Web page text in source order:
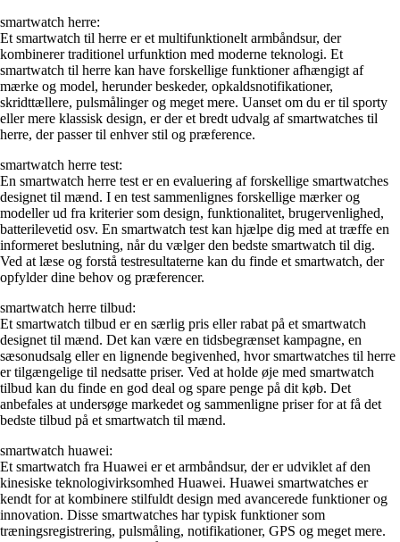
smartwatch herre:
Et smartwatch til herre er et multifunktionelt armbåndsur, der
kombinerer traditionel urfunktion med moderne teknologi. Et
smartwatch til herre kan have forskellige funktioner afhængigt af
mærke og model, herunder beskeder, opkaldsnotifikationer,
skridttællere, pulsmålinger og meget mere. Uanset om du er til sporty
eller mere klassisk design, er der et bredt udvalg af smartwatches til
herre, der passer til enhver stil og præference.
smartwatch herre test:
En smartwatch herre test er en evaluering af forskellige smartwatches
designet til mænd. I en test sammenlignes forskellige mærker og
modeller ud fra kriterier som design, funktionalitet, brugervenlighed,
batterilevetid osv. En smartwatch test kan hjælpe dig med at træffe en
informeret beslutning, når du vælger den bedste smartwatch til dig.
Ved at læse og forstå testresultaterne kan du finde et smartwatch, der
opfylder dine behov og præferencer.
smartwatch herre tilbud:
Et smartwatch tilbud er en særlig pris eller rabat på et smartwatch
designet til mænd. Det kan være en tidsbegrænset kampagne, en
sæsonudsalg eller en lignende begivenhed, hvor smartwatches til herre
er tilgængelige til nedsatte priser. Ved at holde øje med smartwatch
tilbud kan du finde en god deal og spare penge på dit køb. Det
anbefales at undersøge markedet og sammenligne priser for at få det
bedste tilbud på et smartwatch til mænd.
smartwatch huawei:
Et smartwatch fra Huawei er et armbåndsur, der er udviklet af den
kinesiske teknologivirksomhed Huawei. Huawei smartwatches er
kendt for at kombinere stilfuldt design med avancerede funktioner og
innovation. Disse smartwatches har typisk funktioner som
træningsregistrering, pulsmåling, notifikationer, GPS og meget mere.